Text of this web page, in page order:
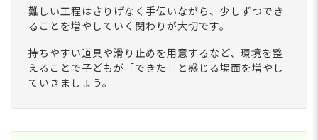
難しい工程はさりげなく手伝いながら、少しずつでき
ることを増やしていく関わりが大切です。
持ちやすい道具や滑り止めを用意するなど、環境を整
えることで子どもが「できた」と感じる場面を増やし
ていきましょう。